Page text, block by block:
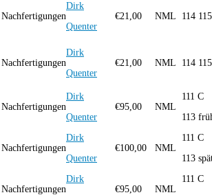
Nachfertigungen
Dirk
Quenter
€21,00 NML 114 115
Nachfertigungen
Dirk
Quenter
€21,00 NML 114 115
Nachfertigungen
Dirk
Quenter
€95,00 NML
111 C
113
Nachfertigungen
Dirk
Quenter
€100,00 NML
111 C
113
Nachfertigungen
Dirk
€95,00 NML
111 C